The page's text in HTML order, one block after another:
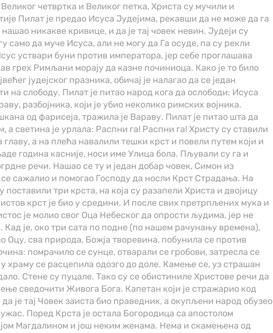
четвртка и Великог петка, Христа су мучили и
Пилат је предао Исуса Јудејима, рекавши да не може да га
нашао никакве кривице, и да је тај човек невин. Јудеји су
само да муче Исуса, али не могу да Га осуде, па су рекли
уствари буни против императора, јер себе проглашава
грех Римљани морају да казне починиоца. Како је то било
јудејског празника, обичај је налагао да се један
на слободу. Пилат је питао народ кога да ослободи: Исуса
разбојника, који је убио неколико римских војника.
од фарисеја, тражила је Вараву. Пилат је питао шта да
а светина је урлала: Распни га! Распни га! Христу су ставили
главу, а на плећа навалили тешки крст и повели путем који и
година касније, носи име Улица бола. Пљували су га и
речи. Нашао се ту и један добар човек, Симон из
се сажалио и помогао Господу да носли Крст Страдања. На
поставили три крста, на која су разапели Христа и двојицу
крст је био у средини. И после свих претрпљених мука и
је молио свог Оца Небеског да опрости људима, јер не
Кад је, око три сата по подне (по нашем рачунању времена),
Оцу, сва природа, Божја творевина, побунила се против
помрачило се сунце, отварали се гробови, затресла се
храму се расцепила одозго до доле. Камење се, уз страшан
Стене су пуцале. Тако су се обистиниле Христове речи да
сведочити Живога Бога. Капетан који је стражарио код
да је тај Човек заиста био праведник, а окупљени народ обузео
Поред Крста је остала Богородица са апостолом
Магдалином и још неким женама. Нема и скамењена од